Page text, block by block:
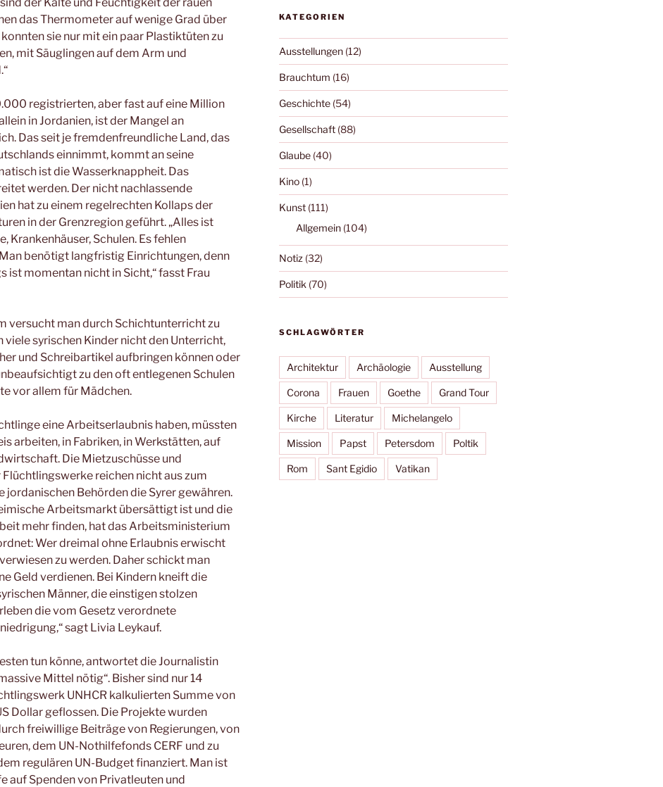
das Thermometer auf wenige Grad über
sie nur mit ein paar Plastiktüten zu
mit Säuglingen auf dem Arm und
registrierten, aber fast auf eine Million
in Jordanien, ist der Mangel an
Das seit je fremdenfreundliche Land, das
einnimmt, kommt an seine
ist die Wasserknappheit. Das
werden. Der nicht nachlassende
hat zu einem regelrechten Kollaps der
in der Grenzregion geführt. „Alles ist
Krankenhäuser, Schulen. Es fehlen
benötigt langfristig Einrichtungen, denn
ist momentan nicht in Sicht,“ fasst Frau
versucht man durch Schichtunterricht zu
viele syrischen Kinder nicht den Unterricht,
und Schreibartikel aufbringen können oder
zu den oft entlegenen Schulen
vor allem für Mädchen.
eine Arbeitserlaubnis haben, müssten
arbeiten, in Fabriken, in Werkstätten, auf
Die Mietzuschüsse und
reichen nicht aus zum
jordanischen Behörden die Syrer gewähren.
Arbeitsmarkt übersättigt ist und die
mehr finden, hat das Arbeitsministerium
Wer dreimal ohne Erlaubnis erwischt
zu werden. Daher schickt man
Geld verdienen. Bei Kindern kneift die
Männer, die einstigen stolzen
die vom Gesetz verordnete
sagt Livia Leykauf.
tun könne, antwortet die Journalistin
Mittel nötig“. Bisher sind nur 14
UNHCR kalkulierten Summe von
Dollar geflossen. Die Projekte wurden
freiwillige Beiträge von Regierungen, von
dem UN-Nothilfefonds CERF und zu
regulären UN-Budget finanziert. Man ist
auf Spenden von Privatleuten und
KATEGORIEN
Ausstellungen(12)
Brauchtum (16)
Geschichte(54)
Gesellschaft(88)
Glaube(40)
Kino(1)
Kunst(111)
Allgemein(104)
Notiz (32)
Politik (70)
SCHLAGWÖRTER
Architektur Archäologie Ausstellung
Corona Frauen Goethe Grand Tour
Kirche Literatur Michelangelo
Mission Papst Petersdom Poltik
Rom Sant Egidio Vatikan